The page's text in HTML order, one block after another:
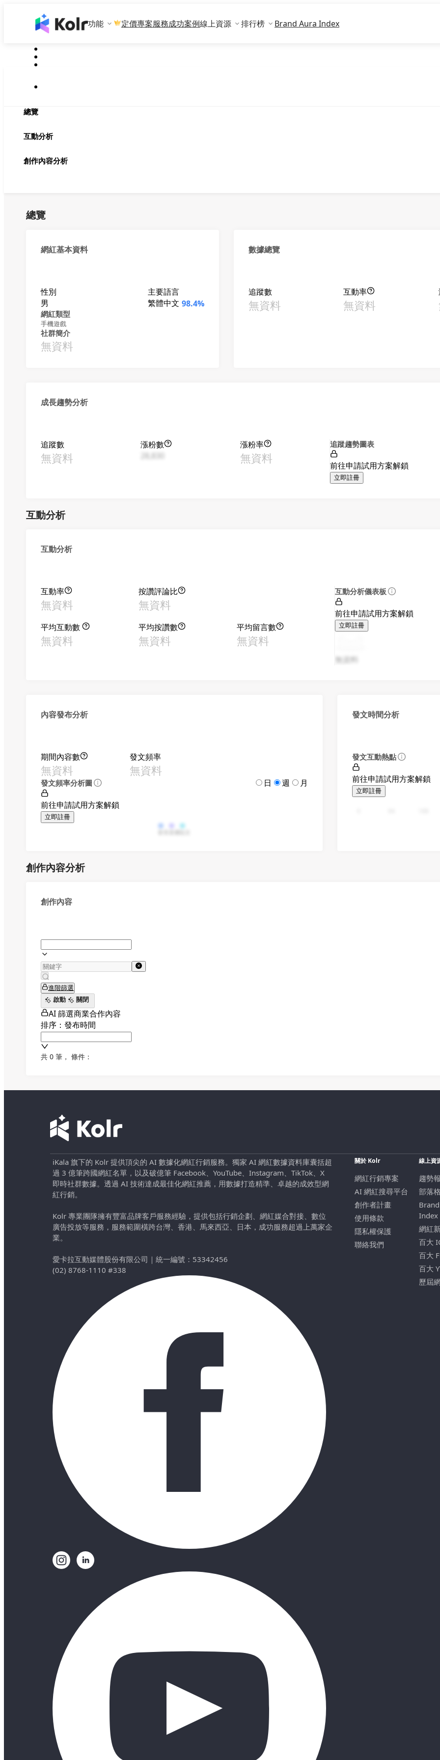
功能 定價專案服務成功案例線上資源 排行榜 Brand Aura Index
總覽
互動分析
創作內容分析
總覽
網紅基本資料
性別
男
主要語言
繁體中文 98.4%
網紅類型
手機遊戲
社群簡介
無資料
數據總覽
追蹤數
無資料
互動率
無資料
成長趨勢分析
追蹤數
無資料
漲粉數
漲粉率
無資料
追蹤趨勢圖表
前往申請試用方案解鎖
立即註冊
互動分析
互動分析
互動率
無資料
按讚評論比
無資料
平均互動數
無資料
平均按讚數
無資料
平均留言數
無資料
互動分析儀表板
前往申請試用方案解鎖
立即註冊
無資料
內容發布分析
期間內容數
無資料
發文頻率
無資料
發文頻率分析圖 日 週 月
前往申請試用方案解鎖
立即註冊
發文時間分析
發文互動熱點
前往申請試用方案解鎖
立即註冊
創作內容分析
創作內容
進階篩選
啟動
關閉
AI 篩選商業合作內容
排序：發布時間
共 0 筆 ， 條件：
iKala 旗下的 Kolr 提供頂尖的 AI 數據化網紅行銷服務。獨家 AI 網紅數據資料庫囊括超
過 3 億筆跨國網紅名單，以及破億筆 Facebook、YouTube、Instagram、TikTok、X
即時社群數據。透過 AI 技術達成最佳化網紅推薦，用數據打造精準、卓越的成效型網
紅行銷。
Kolr 專業團隊擁有豐富品牌客戶服務經驗，提供包括行銷企劃、網紅媒合對接、數位
廣告投放等服務，服務範圍橫跨台灣、香港、馬來西亞、日本，成功服務超過上萬家企
業。
愛卡拉互動媒體股份有限公司 ｜ 統一編號：53342456
(02) 8768-1110 #338
關於 Kolr
網紅行銷專案
AI 網紅搜尋平台
創作者計畫
使用條款
隱私權保護
聯絡我們
線上資
趨勢
部落格
Index
網紅
百大
百大
百大
歷屆